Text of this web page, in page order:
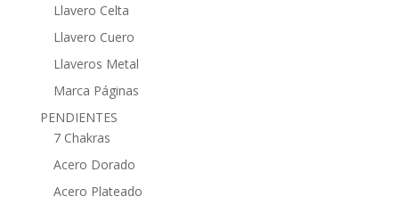
Llavero Celta
Llavero Cuero
Llaveros Metal
Marca Páginas
PENDIENTES
7 Chakras
Acero Dorado
Acero Plateado